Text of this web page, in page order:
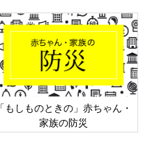
「もしものときの」赤ちゃん・
家族の防災